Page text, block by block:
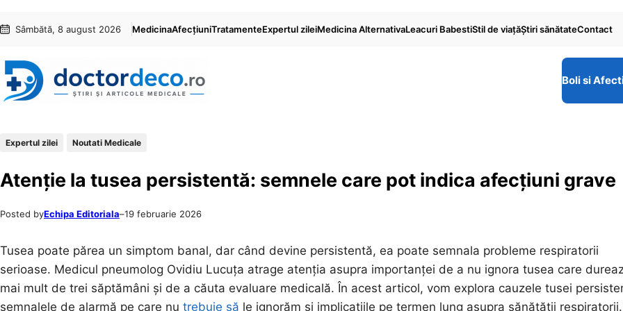
conținut
content
Sâmbătă, 8 august 2026 MedicinaAfecțiuniTratamenteExpertul zileiMedicina AlternativaLeacuri BabestiStil de viaţăŞtiri sănătateContact
Boli si
Expertul zilei Noutati Medicale
Atenție la tusea persistentă: semnele care pot indica afecțiuni grave
Posted byEchipa Editoriala–19 februarie 2026
Tusea poate părea un simptom banal, dar când devine persistentă, ea poate semnala probleme respiratorii
serioase. Medicul pneumolog Ovidiu Lucuța atrage atenția asupra importanței de a nu ignora tusea care
mai mult de trei săptămâni și de a căuta evaluare medicală. În acest articol, vom explora cauzele tusei
semnalele de alarmă pe care nu trebuie să le ignorăm și implicațiile pe termen lung asupra sănătății respiratorii.